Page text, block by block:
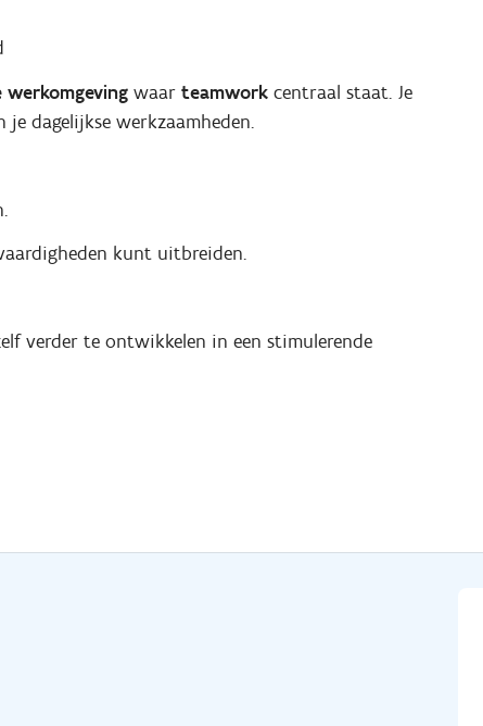
werkomgeving waar teamwork centraal staat. Je
dagelijkse werkzaamheden.
kunt uitbreiden.
verder te ontwikkelen in een stimulerende